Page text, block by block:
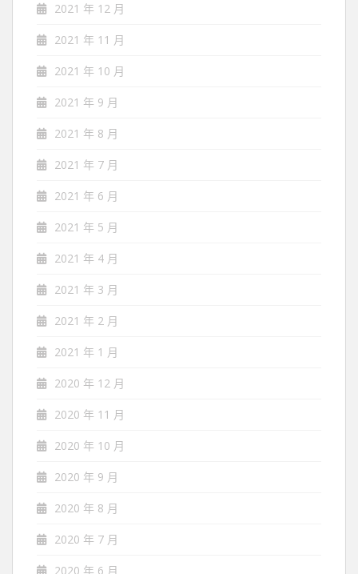
2021 年 12 月
2021 年 11 月
2021 年 10 月
2021 年 9 月
2021 年 8 月
2021 年 7 月
2021 年 6 月
2021 年 5 月
2021 年 4 月
2021 年 3 月
2021 年 2 月
2021 年 1 月
2020 年 12 月
2020 年 11 月
2020 年 10 月
2020 年 9 月
2020 年 8 月
2020 年 7 月
2020 年 6 月